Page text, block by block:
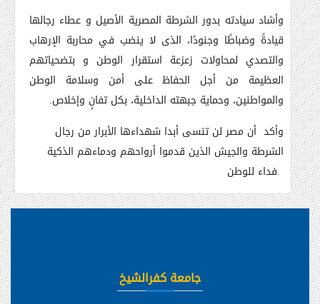
وأشاد سيادته بدور الشرطة المصرية الأصيل و عطاء رجالها
قيادةً وضباطًا وجنودًا، الذى لا ينضب في محاربة الإرهاب
والتصدي لمحاولات زعزعة استقرار الوطن و بتضحياتهم
العظيمة من أجل الحفاظ على أمن وسلامة الوطن
والمواطنين، وحماية جبهته الداخلية، بكل تفانٍ وإخلاص.
وأكد أن مصر لن تنسى أبدا شهداءها الأبرار من رجال
الشرطة والجيش الذين قدموا أرواحهم ودماءهم الذكية
فداء للوطن.
جامعة كفرالشيخ